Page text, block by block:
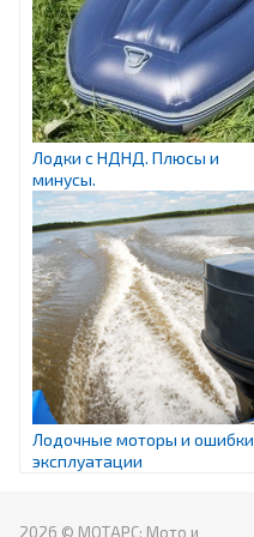
Лодки с НДНД. Плюсы и
минусы.
Лодочные моторы и ошибки
эксплуатации
2026 © МОТАРС: Мото и